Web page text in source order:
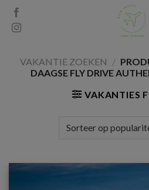
Skip
content
VAKANTIE ZOEKEN /
DAAGSE FLY DRIVE
VAKANTIES